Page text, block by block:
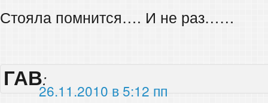
Стояла помнится…. И не раз……
ГАВ:
26.11.2010 в 5:12 пп